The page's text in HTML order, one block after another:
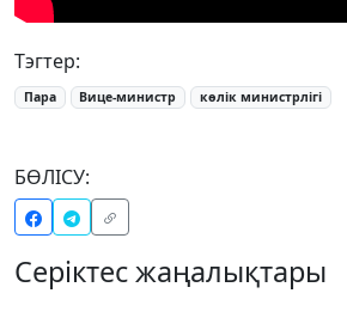
Тэгтер:
Пара Вице-министр көлік министрлігі
БӨЛІСУ:
Серіктес жаңалықтары